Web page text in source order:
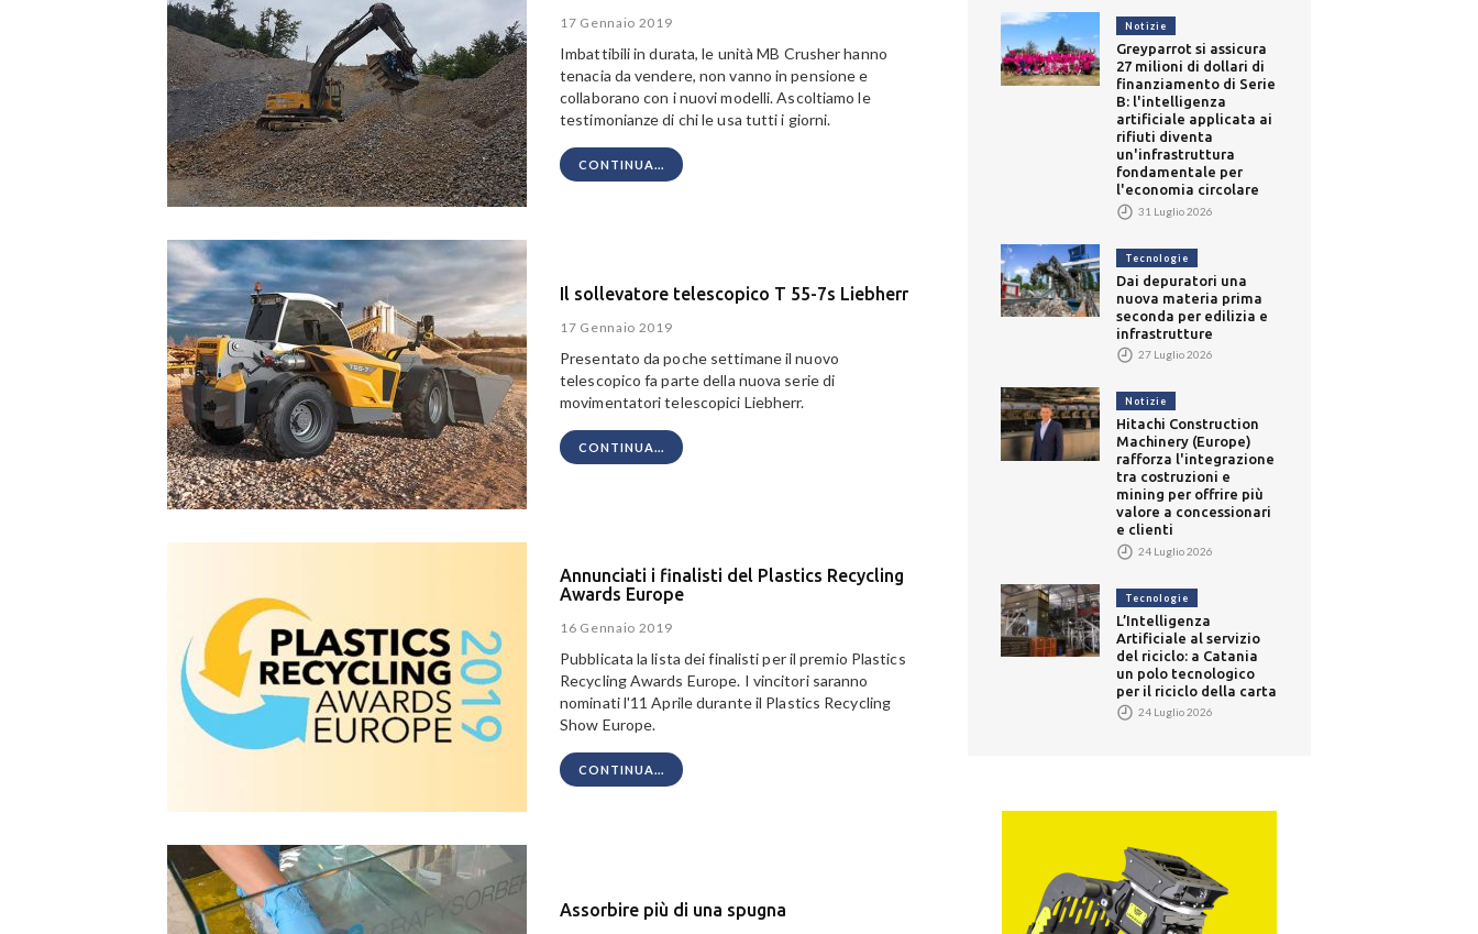
17 Gennaio 2019
Imbattibili in durata, le unità MB Crusher hanno
tenacia da vendere, non vanno in pensione e
collaborano con i nuovi modelli. Ascoltiamo le
testimonianze di chi le usa tutti i giorni.
CONTINUA...
Il sollevatore telescopico T 55-7s Liebherr
17 Gennaio 2019
Presentato da poche settimane il nuovo
telescopico fa parte della nuova serie di
movimentatori telescopici Liebherr.
CONTINUA...
Annunciati i finalisti del Plastics Recycling
Awards Europe
16 Gennaio 2019
Pubblicata la lista dei finalisti per il premio Plastics
Recycling Awards Europe. I vincitori saranno
nominati l'11 Aprile durante il Plastics Recycling
Show Europe.
CONTINUA...
Assorbire più di una spugna
Notizie
Greyparrot si assicura
27 milioni di dollari di
finanziamento di Serie
B: l'intelligenza
artificiale applicata ai
rifiuti diventa
un'infrastruttura
fondamentale per
l'economia circolare
31 Luglio 2026
Tecnologie
Dai depuratori una
nuova materia prima
seconda per edilizia e
infrastrutture
27 Luglio 2026
Notizie
Hitachi Construction
Machinery (Europe)
rafforza l'integrazione
tra costruzioni e
mining per offrire più
valore a concessionari
e clienti
24 Luglio 2026
Tecnologie
L’Intelligenza
Artificiale al servizio
del riciclo: a Catania
un polo tecnologico
per il riciclo della carta
24 Luglio 2026